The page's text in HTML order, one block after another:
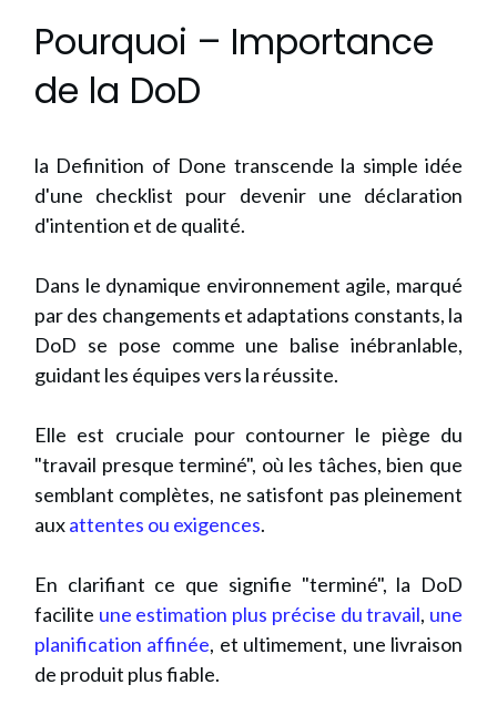
Pourquoi – Importance
de la DoD
la Definition of Done transcende la simple idée
d'une checklist pour devenir une déclaration
d'intention et de qualité.
Dans le dynamique environnement agile, marqué
par des changements et adaptations constants, la
DoD se pose comme une balise inébranlable,
guidant les équipes vers la réussite.
Elle est cruciale pour contourner le piège du
"travail presque terminé", où les tâches, bien que
semblant complètes, ne satisfont pas pleinement
auxattentes ou exigences.
En clarifiant ce que signifie "terminé", la DoD
facilite une estimation plus précise du travail, une
planification affinée, et ultimement, une livraison
de produit plus fiable.